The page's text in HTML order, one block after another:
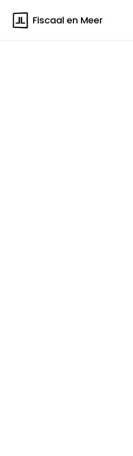
Fiscaal en Meer